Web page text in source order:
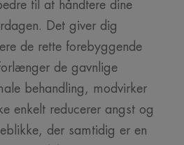
til at håndtere dine
Det giver dig
de rette forebyggende
de gavnlige
behandling, modvirker
enkelt reducerer angst og
der samtidig er en